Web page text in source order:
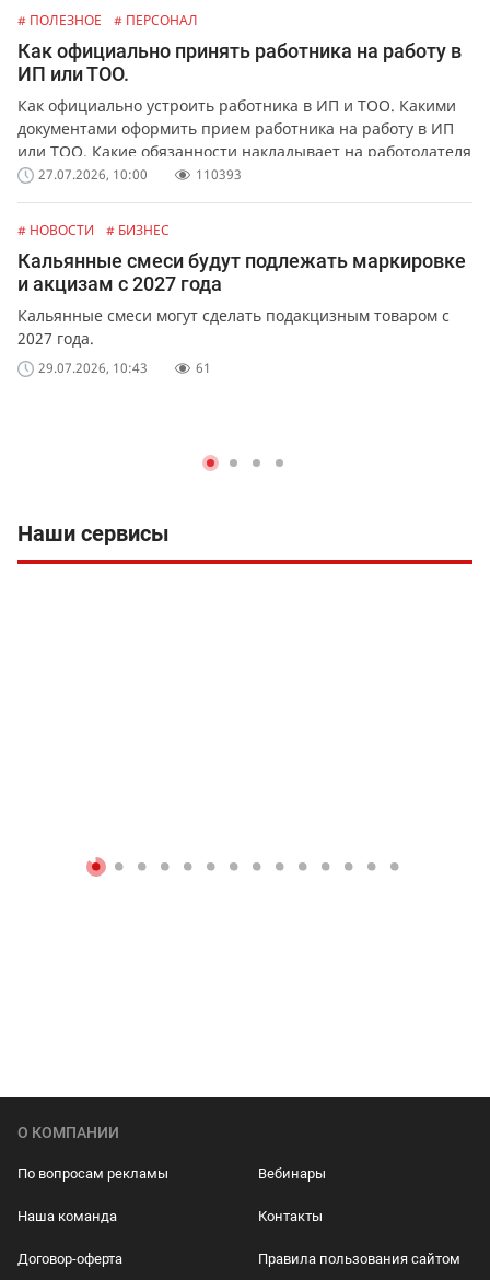
# ПОЛЕЗНОЕ # ПЕРСОНАЛ
Как официально принять работника на работу в
ИП или ТОО.
Как официально устроить работника в ИП и ТОО. Какими
документами оформить прием работника на работу в ИП
или ТОО. Какие обязанности накладывает на работодателя
официальное оформление работников.
27.07.2026, 10:00 110393
# НОВОСТИ # БИЗНЕС
Кальянные смеси будут подлежать маркировке
и акцизам с 2027 года
Кальянные смеси могут сделать подакцизным товаром с
2027 года.
29.07.2026, 10:43 61
Наши сервисы
О КОМПАНИИ
По вопросам рекламы Вебинары
Наша команда Контакты
Договор-оферта Правила пользования сайтом